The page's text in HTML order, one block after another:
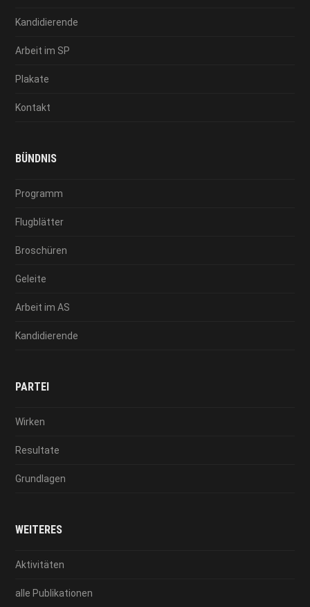
Kandidierende
Arbeit im SP
Plakate
Kontakt
BÜNDNIS
Programm
Flugblätter
Broschüren
Geleite
Arbeit im AS
Kandidierende
PARTEI
Wirken
Resultate
Grundlagen
WEITERES
Aktivitäten
alle Publikationen